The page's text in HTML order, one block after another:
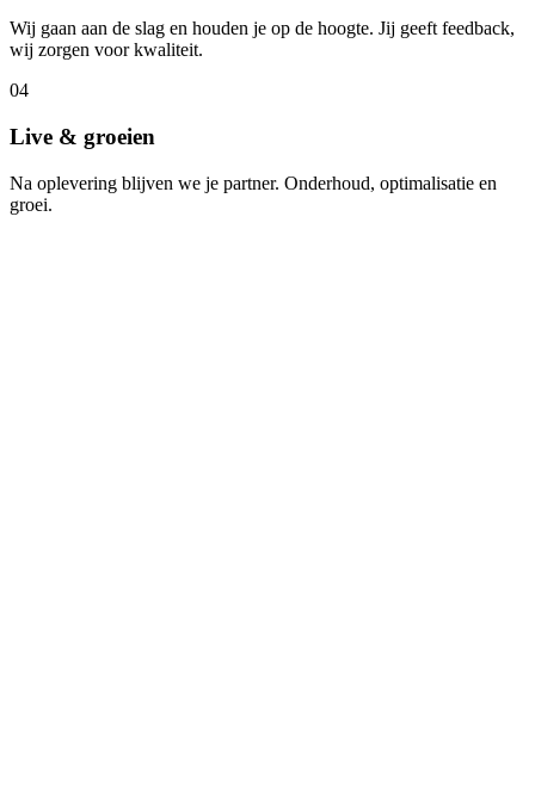
Wij gaan aan de slag en houden je op de hoogte. Jij geeft feedback,
wij zorgen voor kwaliteit.
04
Live & groeien
Na oplevering blijven we je partner. Onderhoud, optimalisatie en
groei.